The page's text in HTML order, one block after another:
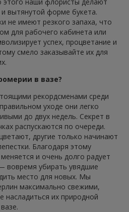
и вытянутой форме букета.
не имеют резкого запаха, что
для рабочего кабинета или
успех, процветание и
смело заказывайте их для
в вазе?
рекордсменами среди
уходе они легко
до двух недель. Секрет в
распускаются по очереди.
другие только начинают
Благодаря этому
и очень долго радует
вовремя убирать увядшие
место для новых. Мы
максимально свежими,
насладиться их природной